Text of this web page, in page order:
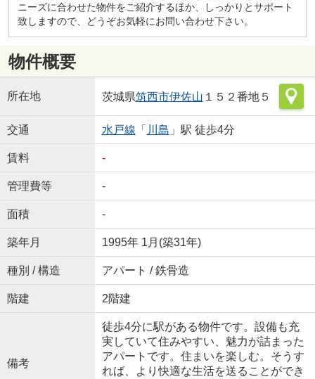
ニーズに合わせた物件をご紹介するほか、しっかりとサポート
致しますので、どうぞお気軽にお問い合わせ下さい。
物件概要
所在地 茨城県筑西市伊佐山 １５２番地５
交通 水戸線 「 川島 」駅 徒歩4分
賃料 -
管理費等 -
面積 -
築年月 1995年 1月(築31年)
種別 / 構造 アパート / 鉄骨造
階建 2階建
備考
徒歩4分に駅がある物件です。設備も充
実していて住みやすい、魅力が詰まった
アパートです。住まいを楽しむ。そうす
れば、より快適な生活を送ることができ